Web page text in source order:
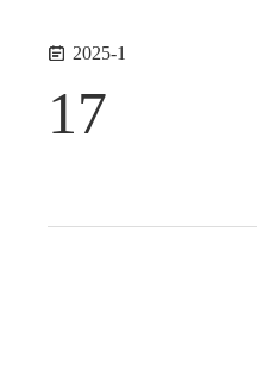
2025-1
17